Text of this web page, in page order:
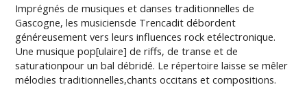
Imprégnés de musiques et danses traditionnelles de
Gascogne, les musiciensde Trencadit débordent
généreusement vers leurs influences rock etélectronique.
Une musique pop[ulaire] de riffs, de transe et de
saturationpour un bal débridé. Le répertoire laisse se mêler
mélodies traditionnelles,chants occitans et compositions.